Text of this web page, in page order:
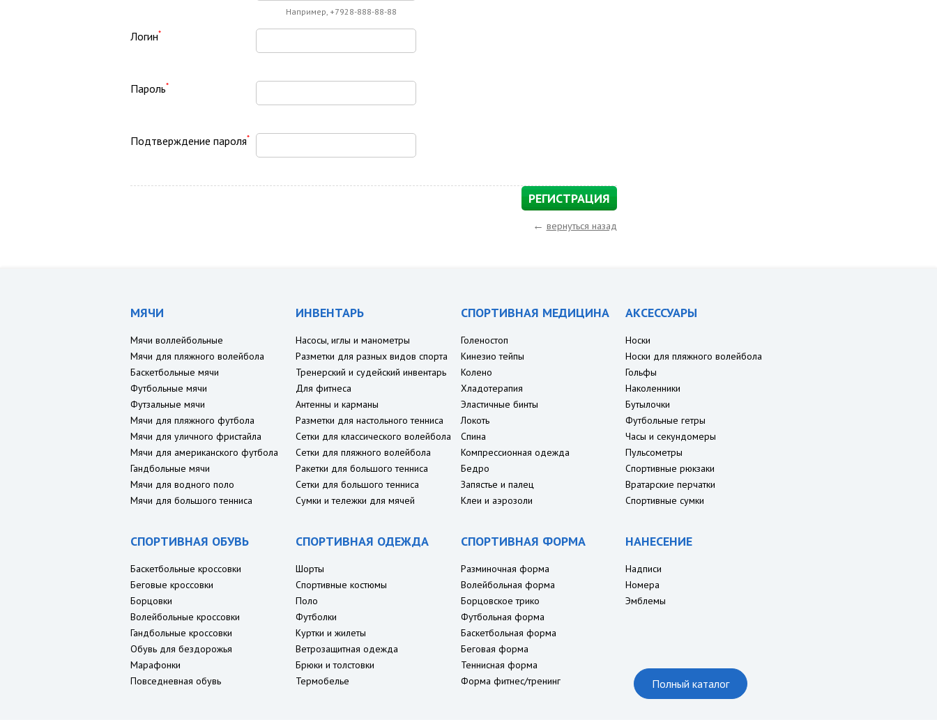
Например, +7928-888-88-88
Логин*
Пароль*
Подтверждение пароля*
← вернуться назад
МЯЧИ
Мячи воллейбольные
Мячи для пляжного волейбола
Баскетбольные мячи
Футбольные мячи
Футзальные мячи
Мячи для пляжного футбола
Мячи для уличного фристайла
Мячи для американского футбола
Гандбольные мячи
Мячи для водного поло
Мячи для большого тенниса
ИНВЕНТАРЬ
Насосы, иглы и манометры
Разметки для разных видов спорта
Тренерский и судейский инвентарь
Для фитнеса
Антенны и карманы
Разметки для настольного тенниса
Сетки для классического волейбола
Сетки для пляжного волейбола
Ракетки для большого тенниса
Сетки для большого тенниса
Сумки и тележки для мячей
СПОРТИВНАЯ МЕДИЦИНА
Голеностоп
Кинезио тейпы
Колено
Хладотерапия
Эластичные бинты
Локоть
Спина
Компрессионная одежда
Бедро
Запястье и палец
Клеи и аэрозоли
АКСЕССУАРЫ
Носки
Носки для пляжного волейбола
Гольфы
Наколенники
Бутылочки
Футбольные гетры
Часы и секундомеры
Пульсометры
Спортивные рюкзаки
Вратарские перчатки
Спортивные сумки
СПОРТИВНАЯ ОБУВЬ
Баскетбольные кроссовки
Беговые кроссовки
Борцовки
Волейбольные кроссовки
Гандбольные кроссовки
Обувь для бездорожья
Марафонки
Повседневная обувь
СПОРТИВНАЯ ОДЕЖДА
Шорты
Спортивные костюмы
Поло
Футболки
Куртки и жилеты
Ветрозащитная одежда
Брюки и толстовки
Термобелье
СПОРТИВНАЯ ФОРМА
Разминочная форма
Волейбольная форма
Борцовское трико
Футбольная форма
Баскетбольная форма
Беговая форма
Теннисная форма
Форма фитнес/тренинг
НАНЕСЕНИЕ
Надписи
Номера
Эмблемы
Полный каталог